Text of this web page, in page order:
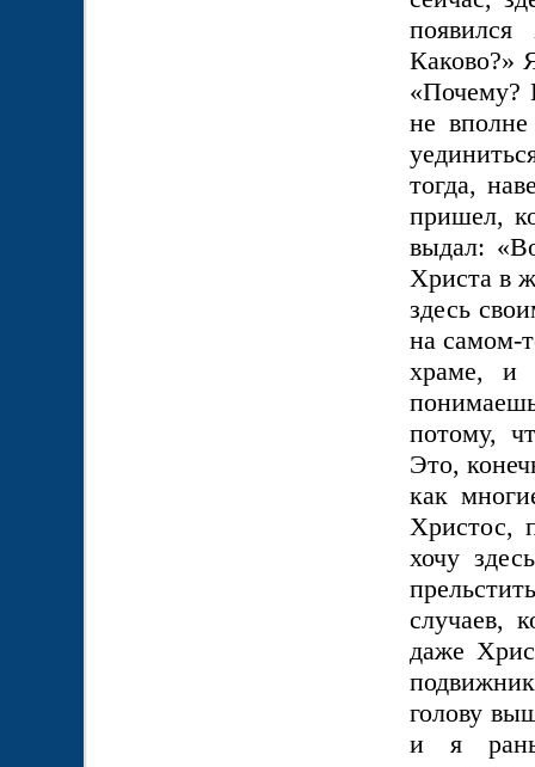
Каково?»
«Почему?
не
тогда,
пришел,
выдал:
Христа в
здесь
на самом-
храме, и
потому,
Это,
как
Христос,
хочу
случаев,
даже
голову
и я